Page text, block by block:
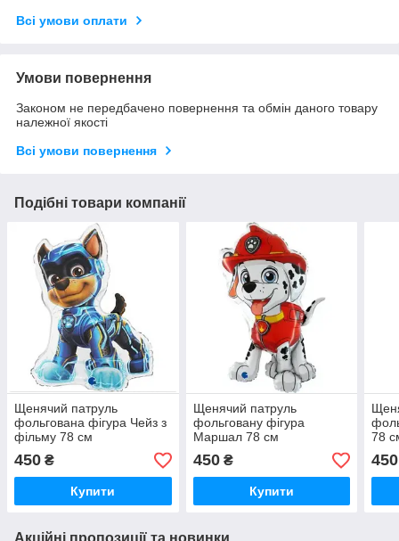
Всі умови оплати
Умови повернення
Законом не передбачено повернення та обмін даного товару
належної якості
Всі умови повернення
Подібні товари компанії
Щенячий патруль
фольгована фігура Чейз з
фільму 78 см
450 ₴
Купити
Щенячий патруль
фольговану фiгура
Маршал 78 см
450₴
Купити
78
450